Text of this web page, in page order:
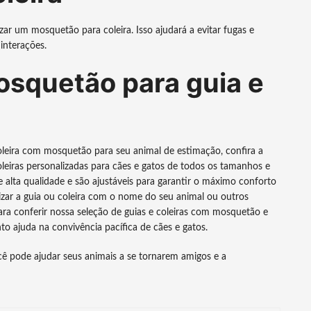
um mosquetão para coleira. Isso ajudará a evitar fugas e
para guia e
com mosquetão para seu animal de estimação, confira a
personalizadas para cães e gatos de todos os tamanhos e
alta qualidade e são ajustáveis para garantir o máximo conforto
a guia ou coleira com o nome do seu animal ou outros
conferir nossa seleção de guias e coleiras com mosquetão e
ajuda na convivência pacífica de cães e gatos.
pode ajudar seus animais a se tornarem amigos e a